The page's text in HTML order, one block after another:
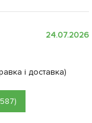
24.07.2026
і доставка)